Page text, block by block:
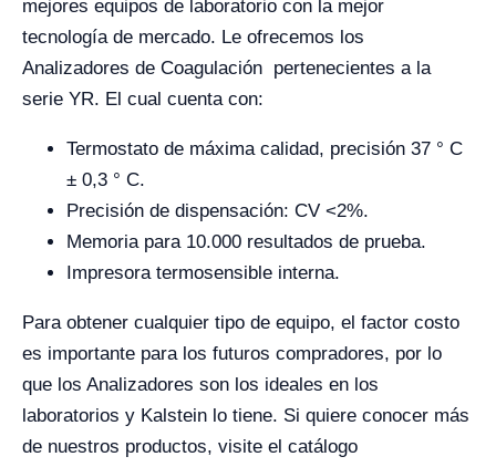
mejores equipos de laboratorio con la mejor
tecnología de mercado. Le ofrecemos los
Analizadores de Coagulación pertenecientes a la
serie YR. El cual cuenta con:
Termostato de máxima calidad, precisión 37 ° C
± 0,3 ° C.
Precisión de dispensación: CV <2%.
Memoria para 10.000 resultados de prueba.
Impresora termosensible interna.
Para obtener cualquier tipo de equipo, el factor costo
es importante para los futuros compradores, por lo
que los Analizadores son los ideales en los
laboratorios y Kalstein lo tiene. Si quiere conocer más
de nuestros productos, visite el catálogo